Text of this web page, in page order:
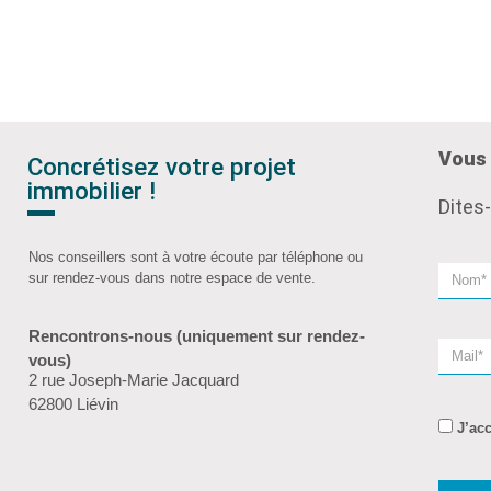
Concrétisez votre projet
immobilier !
Nos conseillers sont à votre écoute par téléphone ou
sur rendez-vous dans notre espace de vente.
Rencontrons-nous (uniquement sur rendez-
vous)
2 rue Joseph-Marie Jacquard
62800 Liévin